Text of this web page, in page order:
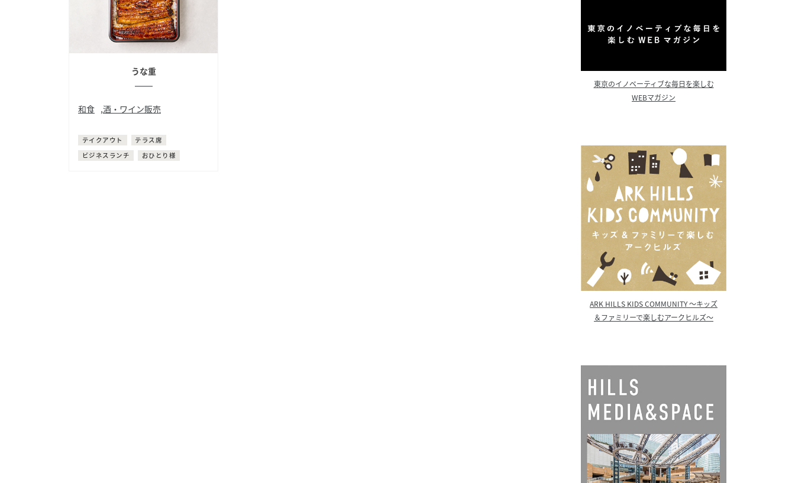
うな重
和食 ,酒・ワイン販売
テイクアウト
テラス席
ビジネスランチ
おひとり様
東京のイノベーティブな毎日を楽しむ
WEBマガジン
ARK HILLS KIDS COMMUNITY ～キッズ
＆ファミリーで楽しむアークヒルズ～